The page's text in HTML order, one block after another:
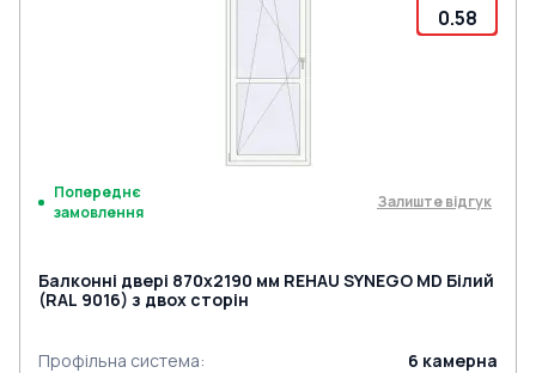
0.58
Попереднє
замовлення
Залиште відгук
Балконні двері 870x2190 мм REHAU SYNEGO MD Білий
(RAL 9016) з двох сторін
Профільна система: 6 камерна